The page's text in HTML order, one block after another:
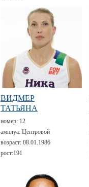
ВИДМЕР
ТАТЬЯНА
номер: 12
амплуа: Центровой
возраст: 08.01.1986
рост:191